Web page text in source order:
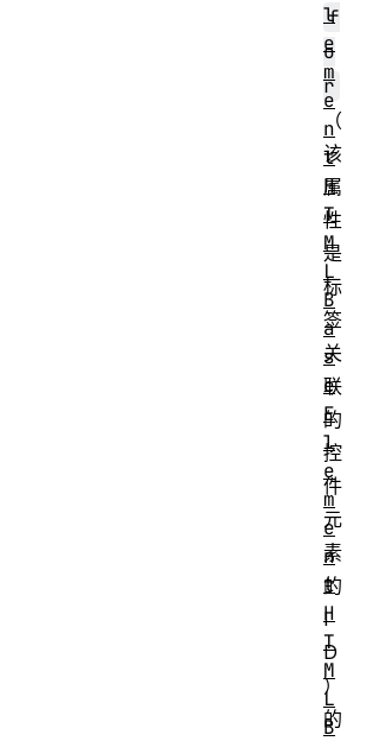
f
o
r
（
该
属
性
是
标
签
关
联
的
控
件
元
素
的
I
D
）
的
l
e
m
e
n
t
H
T
M
L
B
a
s
e
E
l
e
m
e
n
t
H
T
M
L
B